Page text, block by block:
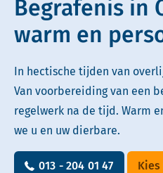
Begrafenis in
warm en
In hectische tijden van
Van voorbereiding van een
regelwerk na de tijd. Warm
we u en uw dierbare.
013 - 204 01 47